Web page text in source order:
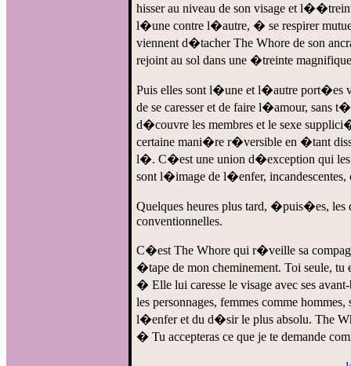
hisser au niveau de son visage et
l�une contre l�autre, � se respirer
viennent d�tacher The Whore de son
rejoint au sol dans une �treinte
Puis elles sont l�une et l�autre
de se caresser et de faire l�amour, sans
d�couvre les membres et le sexe
certaine mani�re r�versible en �tant
l�. C�est une union d�exception qui les
sont l�image de l�enfer,
Quelques heures plus tard, �puis�es, les
conventionnelles.
C�est The Whore qui r�veille sa
�tape de mon cheminement. Toi seule, tu
� Elle lui caresse le visage avec ses
les personnages, femmes comme
l�enfer et du d�sir le plus absolu. The
� Tu accepteras ce que je te demande